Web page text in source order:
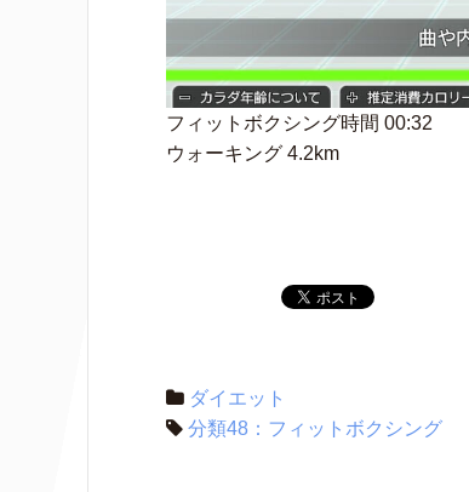
フィットボクシング時間 00:32
ウォーキング 4.2km
ダイエット
分類48：フィットボクシング